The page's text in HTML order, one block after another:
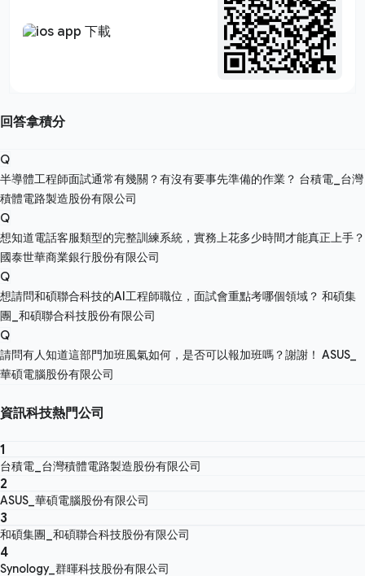
回答拿積分
Q
半導體工程師面試通常有幾關？有沒有要事先準備的作業？ 台積電_台灣
積體電路製造股份有限公司
Q
想知道電話客服類型的完整訓練系統，實務上花多少時間才能真正上手？
國泰世華商業銀行股份有限公司
Q
想請問和碩聯合科技的AI工程師職位，面試會重點考哪個領域？ 和碩集
團_和碩聯合科技股份有限公司
Q
請問有人知道這部門加班風氣如何，是否可以報加班嗎？謝謝！ ASUS_
華碩電腦股份有限公司
資訊科技熱門公司
1
台積電_台灣積體電路製造股份有限公司
2
ASUS_華碩電腦股份有限公司
3
和碩集團_和碩聯合科技股份有限公司
4
Synology_群暉科技股份有限公司